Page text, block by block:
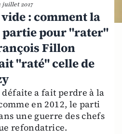
juillet 2017
: comment la
partie pour "rater"
Fillon
"raté" celle de
défaite a fait perdre à la
en 2012, le parti
une guerre des chefs
refondatrice.